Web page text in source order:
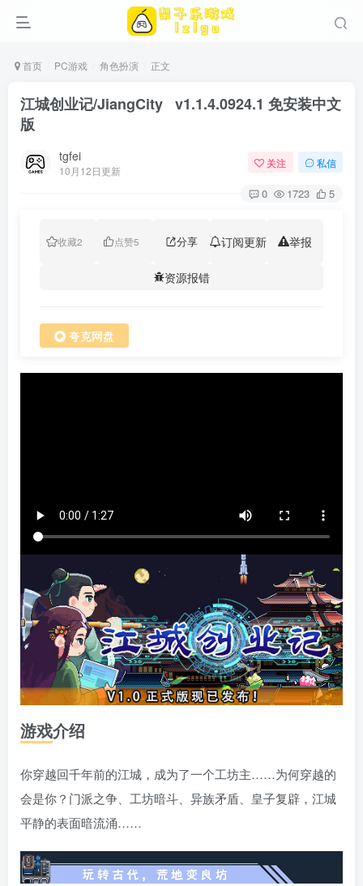
首页 PC游戏 角色扮演 正文
江城创业记/JiangCity v1.1.4.0924.1 免安装中文
版
tgfei
10月12日更新
关注 私信
0 1723 5
收藏2 点赞5 分享 订阅更新 举报
资源报错
夸克网盘
游戏介绍
你穿越回千年前的江城，成为了一个工坊主……为何穿越的
会是你？门派之争、工坊暗斗、异族矛盾、皇子复辟，江城
平静的表面暗流涌……